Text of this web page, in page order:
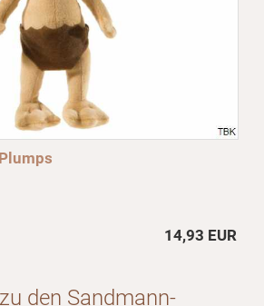
14,93 EUR
den Sandmann-